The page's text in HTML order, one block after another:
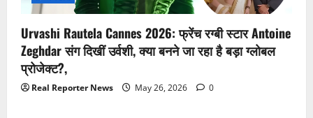
Urvashi Rautela Cannes 2026: फ्रेंच रग्बी स्टार Antoine
Zeghdar संग दिखीं उर्वशी, क्या बनने जा रहा है बड़ा ग्लोबल
प्रोजेक्ट?,
Real Reporter News May 26, 2026 0